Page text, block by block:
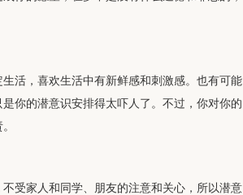
活，喜欢生活中有新鲜感和刺激感。也有可能
你的潜意识安排得太吓人了。不过，你对你的
受家人和同学、朋友的注意和关心，所以潜意